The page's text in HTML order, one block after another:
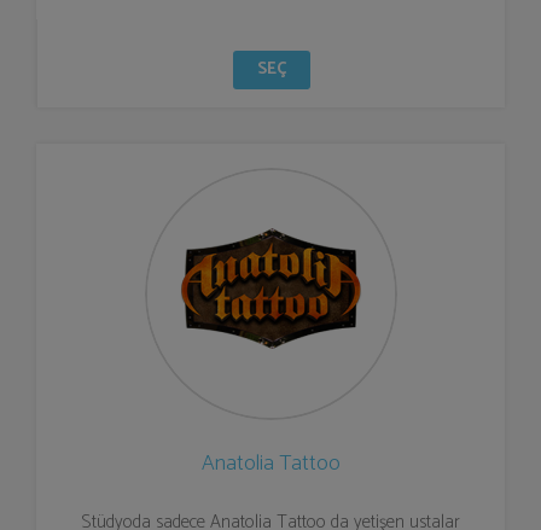
SEÇ
Anatolia Tattoo
Stüdyoda sadece Anatolia Tattoo da yetişen ustalar